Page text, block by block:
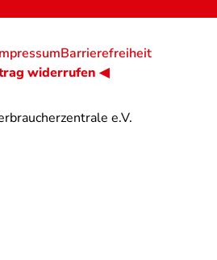
e.V.
Barrierefreiheit
widerrufen ◀